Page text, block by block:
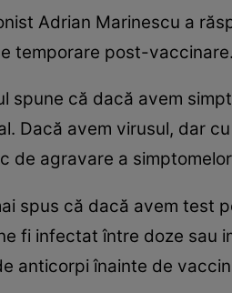
Adrian Marinescu a
temporare post-vaccinare.
spune că dacă avem
Dacă avem virusul, dar
de agravare a
spus că dacă avem test
fi infectat între doze sau
anticorpi înainte de